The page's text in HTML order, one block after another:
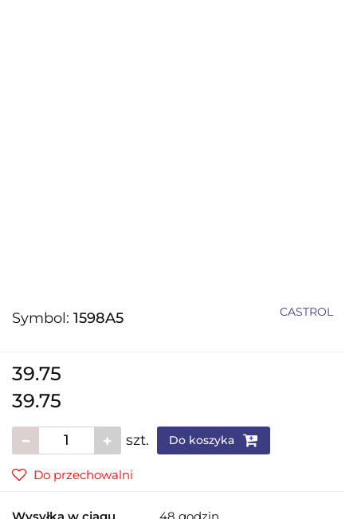
Symbol: 1598A5 CASTROL
39.75
39.75
szt. Do koszyka
Do przechowalni
Wysyłka w ciągu 48 godzin